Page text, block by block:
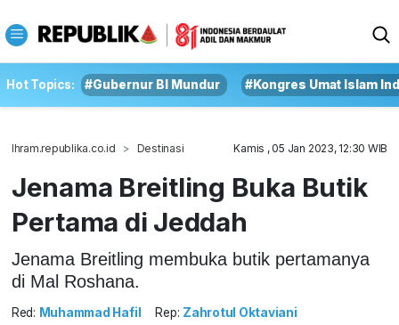
Hot Topics: #Gubernur BI Mundur #Kongres Umat Islam
Ihram.republika.co.id Destinasi Kamis , 05 Jan 2023, 12:30 WIB
Jenama Breitling Buka Butik
Pertama di Jeddah
Jenama Breitling membuka butik pertamanya
di Mal Roshana.
Red: Muhammad Hafil Rep: Zahrotul Oktaviani